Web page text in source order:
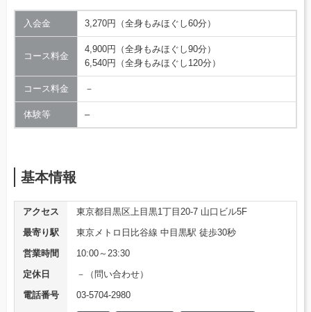
入会金 3,270円（全身もみほぐし60分）
コース料金
4,900円（全身もみほぐし90分）
6,540円（全身もみほぐし120分）
コース料金 －
体験等 –
基本情報
アクセス
東京都目黒区上目黒1丁目20-7 山口ビル5F
最寄り駅
東京メトロ日比谷線 中目黒駅 徒歩30秒
営業時間
10:00～23:30
定休日
－（問い合わせ）
電話番号
03-5704-2980